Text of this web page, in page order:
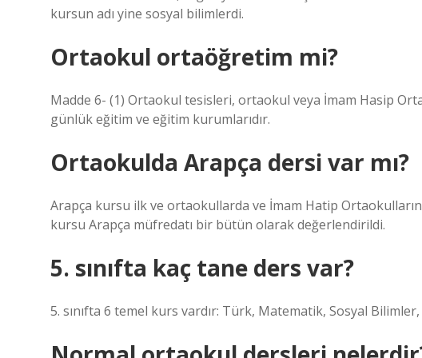
kursun adı yine sosyal bilimlerdi.
Ortaokul ortaöğretim mi?
Madde 6- (1) Ortaokul tesisleri, ortaokul veya İmam Hasip
günlük eğitim ve eğitim kurumlarıdır.
Ortaokulda Arapça dersi var mı?
Arapça kursu ilk ve ortaokullarda ve İmam Hatip
kursu Arapça müfredatı bir bütün olarak değerlendirildi.
5. sınıfta kaç tane ders var?
5. sınıfta 6 temel kurs vardır: Türk, Matematik, Sosyal